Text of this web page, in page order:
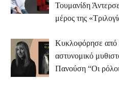
Τουμανίδη
μέρος της
Κυκλοφόρησε από
αστυνομικό
Πανούση “Οι